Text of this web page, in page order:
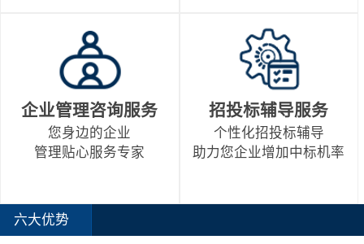
企业管理咨询服务
您身边的企业
管理贴心服务专家
招投标辅导服务
个性化招投标辅导
助力您企业增加中标机率
六大优势